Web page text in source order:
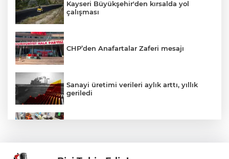
Kayseri Büyükşehir'den kırsalda yol
çalışması
CHP’den Anafartalar Zaferi mesajı
Sanayi üretimi verileri aylık arttı, yıllık
geriledi